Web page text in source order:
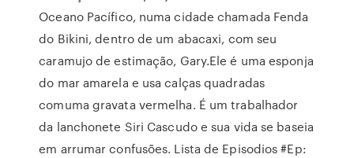
Oceano Pacífico, numa cidade chamada Fenda
do Bikini, dentro de um abacaxi, com seu
caramujo de estimação, Gary.Ele é uma esponja
do mar amarela e usa calças quadradas
comuma gravata vermelha. É um trabalhador
da lanchonete Siri Cascudo e sua vida se baseia
em arrumar confusões. Lista de Episodios #Ep: